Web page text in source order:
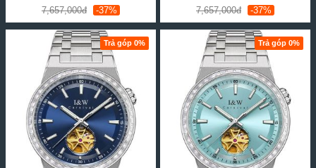
7,657,000đ -37% 7,657,000đ -37%
Trả góp 0% Trả góp 0%